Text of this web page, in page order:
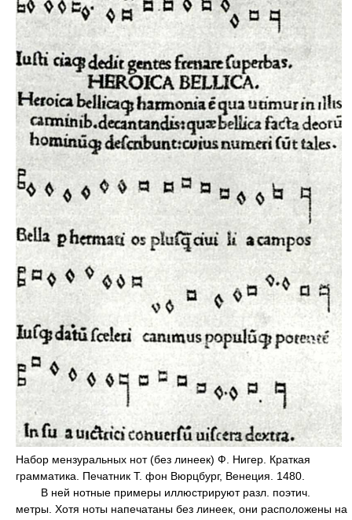
Набор мензуральных нот (без линеек) Ф. Нигер. Краткая
грамматика. Печатник Т. фон Вюрцбург, Венеция. 1480.
В ней нотные примеры иллюстрируют разл. поэтич.
метры. Хотя ноты напечатаны без линеек, они расположены на